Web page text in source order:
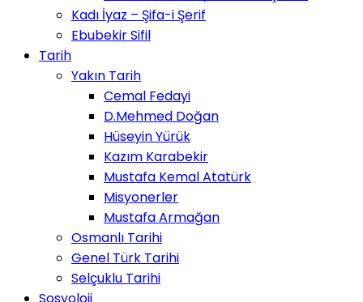
Kadı İyaz – Şifa-i Şerif
Ebubekir Sifil
Tarih
Yakın Tarih
Cemal Fedayi
D.Mehmed Doğan
Hüseyin Yürük
Kazım Karabekir
Mustafa Kemal Atatürk
Misyonerler
Mustafa Armağan
Osmanlı Tarihi
Genel Türk Tarihi
Selçuklu Tarihi